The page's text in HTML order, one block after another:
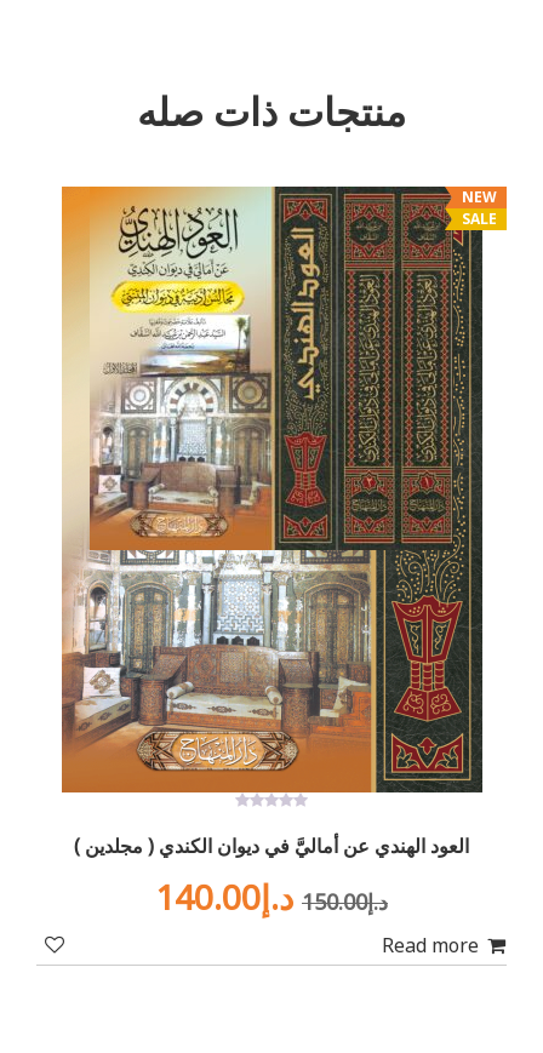
منتجات ذات صله
NEW
SALE
out
of
العود الهندي عن أماليَّ في ديوان الكندي ( مجلدين )
د.إ150.00
Original
price
د.إ140.00
price
Read more